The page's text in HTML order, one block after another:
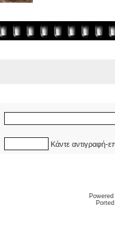
Κάντε αντιγραφή-